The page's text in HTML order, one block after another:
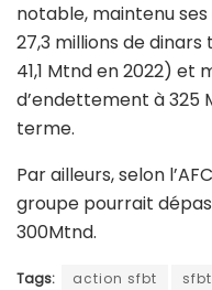
notable, maintenu
27,3 millions de
41,1 Mtnd en 2022) et
d’endettement à 325
terme.
Par ailleurs, selon
groupe pourrait
300Mtnd.
Tags: action sfbt sfbt